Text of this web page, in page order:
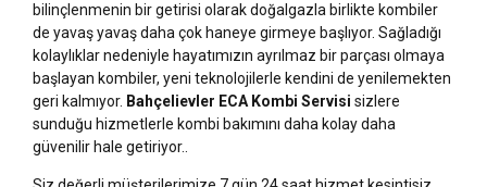
bilinçlenmenin bir getirisi olarak doğalgazla birlikte kombiler
de yavaş yavaş daha çok haneye girmeye başlıyor. Sağladığı
kolaylıklar nedeniyle hayatımızın ayrılmaz bir parçası olmaya
başlayan kombiler, yeni teknolojilerle kendini de yenilemekten
geri kalmıyor. Bahçelievler ECA Kombi Servisi sizlere
sunduğu hizmetlerle kombi bakımını daha kolay daha
güvenilir hale getiriyor..